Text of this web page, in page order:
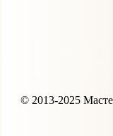
© 2013-2025